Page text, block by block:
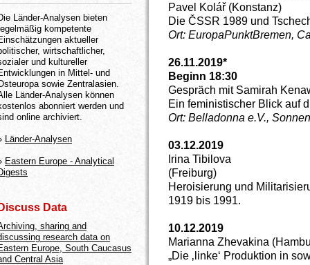
Pavel Kolář (Konstanz)
Die ČSSR 1989 und
Ort: EuropaPunktBremen,
26.11.2019*
Beginn 18:30
Gespräch mit Samirah
Ein feministischer Blick auf
Ort: Belladonna e.V.,
03.12.2019
Irina Tibilova
(Freiburg)
Heroisierung und
1919 bis 1991.
10.12.2019
Marianna Zhevakina
„Die ‚linke‘ Produktion in
Länder-Analysen bieten
kompetente
aktueller
wirtschaftlicher,
und kultureller
in Mittel- und
sowie Zentralasien.
Länder-Analysen können
abonniert werden und
online archiviert.
Länder-Analysen
Eastern Europe - Analytical
Data
sharing and
research data on
Europe, South Caucasus
Central Asia